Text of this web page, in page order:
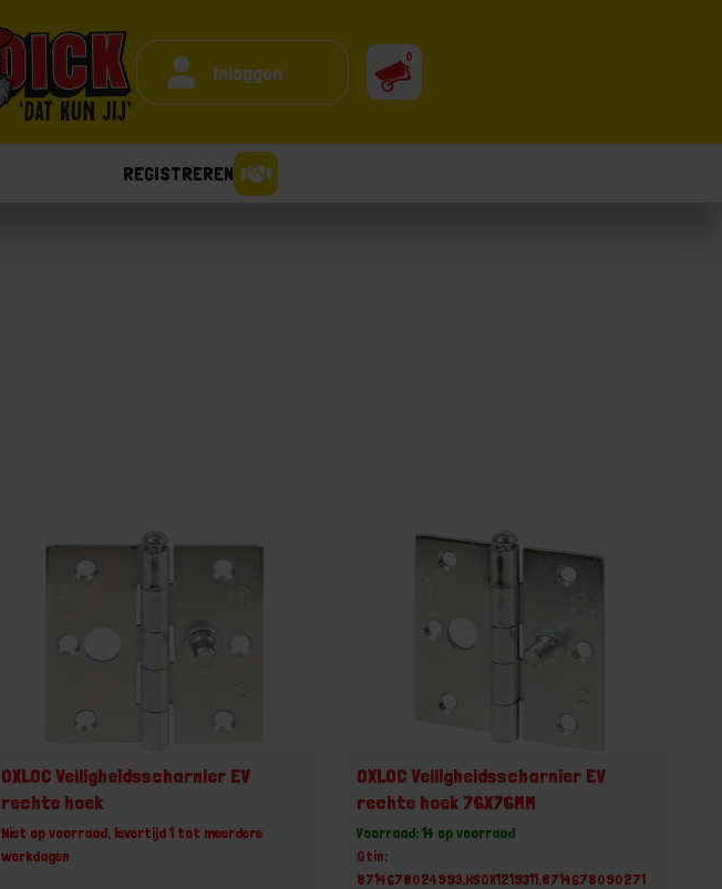
Inloggen
0
REGISTREREN
OXLOC Veiligheidsscharnier EV
rechte hoek
Niet op voorraad, levertijd 1 tot meerdere
werkdagen
OXLOC Veiligheidsscharnier EV
rechte hoek 76X76MM
Voorraad: 14 op voorraad
Gtin:
8714678024993,HSOX1219311,8714678090271